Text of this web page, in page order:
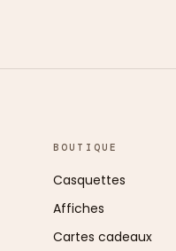
BOUTIQUE
Casquettes
Affiches
Cartes cadeaux